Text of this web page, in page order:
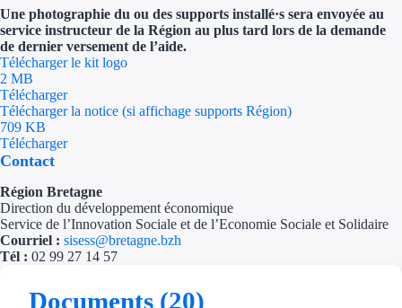
Une photographie du ou des supports installé·s sera envoyée au
service instructeur de la Région au plus tard lors de la demande
de dernier versement de l’aide.
Télécharger le kit logo
2 MB
Télécharger
Télécharger la notice (si affichage supports Région)
709 KB
Télécharger
Contact
Région Bretagne
Direction du développement économique
Service de l’Innovation Sociale et de l’Economie Sociale et Solidaire
Courriel : sisess@bretagne.bzh
Tél : 02 99 27 14 57
Documents (20)